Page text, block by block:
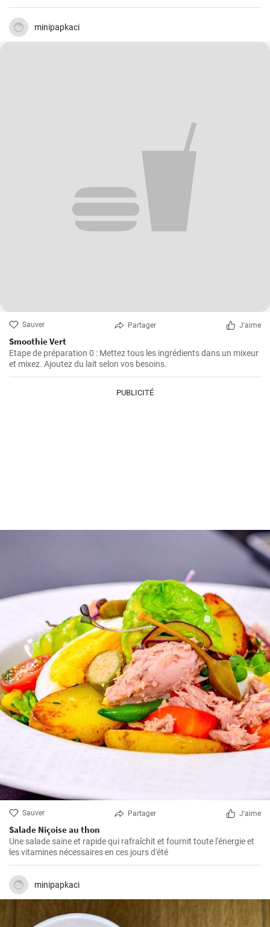
minipapkaci
Sauver Partager J'aime
Smoothie Vert
Etape de préparation 0 : Mettez tous les ingrédients dans un mixeur
et mixez. Ajoutez du lait selon vos besoins.
PUBLICITÉ
Sauver Partager J'aime
Salade Niçoise au thon
Une salade saine et rapide qui rafraîchit et fournit toute l'énergie et
les vitamines nécessaires en ces jours d'été
minipapkaci